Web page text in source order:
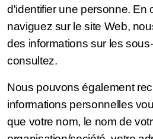
d'identifier une personne. En
naviguez sur le site Web,
des informations sur les
consultez.
Nous pouvons également
informations personnelles
que votre nom, le nom de